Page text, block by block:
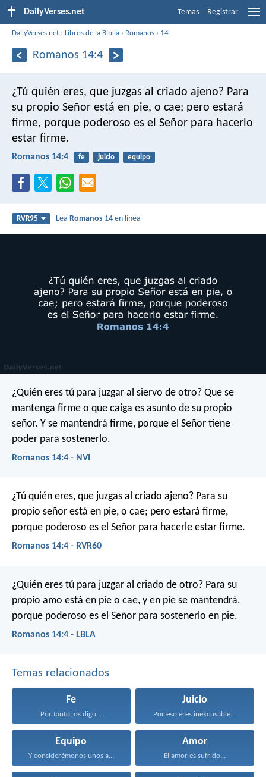
DailyVerses.net Temas Registrar
DailyVerses.net ›Libros de la Biblia › Romanos › 14
Romanos 14:4
¿Tú quién eres, que juzgas al criado ajeno? Para
su propio Señor está en pie, o cae; pero estará
firme, porque poderoso es el Señor para hacerlo
estar firme.
Romanos 14:4 fe juicio equipo
RVR95 LeaRomanos 14 en línea
¿Quién eres tú para juzgar al siervo de otro? Que se
mantenga firme o que caiga es asunto de su propio
señor. Y se mantendrá firme, porque el Señor tiene
poder para sostenerlo.
Romanos 14:4 - NVI
¿Tú quién eres, que juzgas al criado ajeno? Para su
propio señor está en pie, o cae; pero estará firme,
porque poderoso es el Señor para hacerle estar firme.
Romanos 14:4 - RVR60
¿Quién eres tú para juzgar al criado de otro? Para su
propio amo está en pie o cae, y en pie se mantendrá,
porque poderoso es el Señor para sostenerlo en pie.
Romanos 14:4 - LBLA
Temas relacionados
Fe
Por tanto, os digo...
Juicio
Por eso eres inexcusable...
Equipo
Y considerémonos unos a...
Amor
El amor es sufrido...